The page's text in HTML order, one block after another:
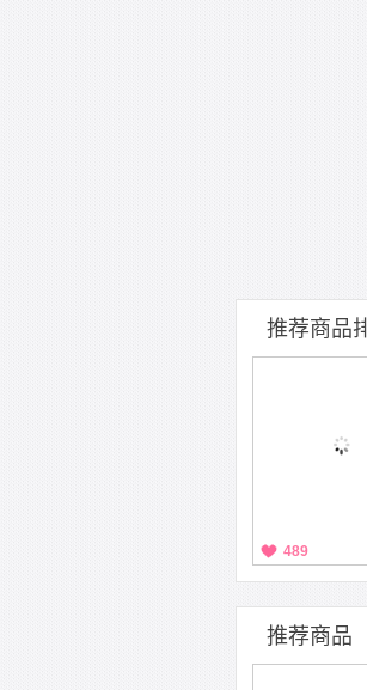
推荐商品
489
推荐商品